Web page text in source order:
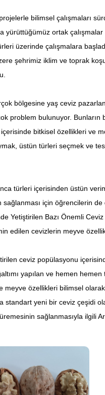
bilimsel çalışmaları
yürüttüğümüz ortak
üzerinde çalışmalara
şehrimiz iklim ve toprak
bölgesine yaş ceviz
problem bulunuyor.
bitkisel özellikleri
üstün türleri seçmek ve
türleri içerisinden üstün
için öğrencilerin
Yetiştirilen Bazı Önemli
edilen cevizlerin meyve
ceviz popülasyonu
yapılan ve hemen
özellikleri bilimsel
yeni bir ceviz çeşidi
sağlanmasıyla ilgili